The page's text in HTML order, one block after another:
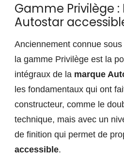
Gamme Privilège :
Autostar
Anciennement connue
la gamme Privilège est la
intégraux de la marque
les fondamentaux qui ont
constructeur, comme le
technique, mais avec un
de finition qui permet de
accessible.